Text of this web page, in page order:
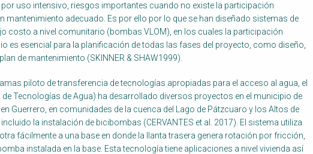
uso intensivo, riesgos importantes cuando no existe la participación
mantenimiento adecuado. Es por ello por lo que se han diseñado sistemas de
costo a nivel comunitario (bombas VLOM), en los cuales la participación
es esencial para la planificación de todas las fases del proyecto, como diseño,
de mantenimiento (SKINNER & SHAW1999).
piloto de transferencia de tecnologías apropiadas para el acceso al agua, el
de Tecnologías de Agua) ha desarrollado diversos proyectos en el municipio de
Guerrero, en comunidades de la cuenca del Lago de Pátzcuaro y los Altos de
la instalación de bicibombas (CERVANTES et al. 2017). El sistema utiliza
fácilmente a una base en donde la llanta trasera genera rotación por fricción,
instalada en la base. Esta tecnología tiene aplicaciones a nivel vivienda así